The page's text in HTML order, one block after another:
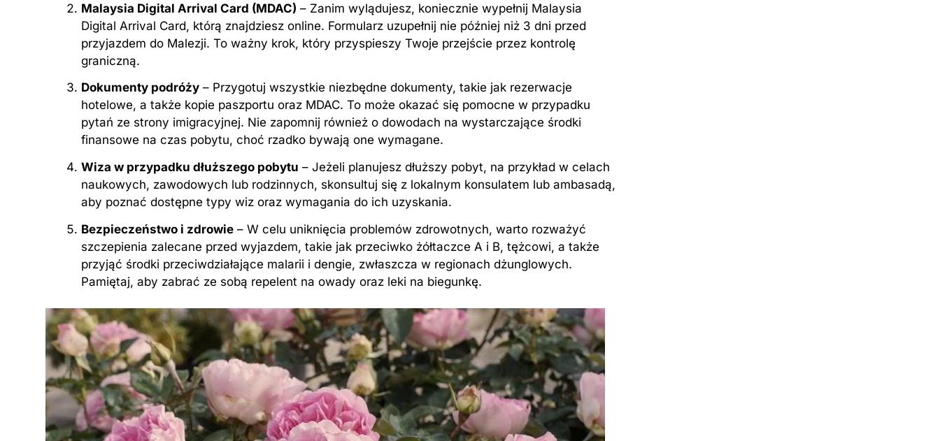
Malaysia Digital Arrival Card (MDAC) – Zanim wylądujesz, koniecznie wypełnij Malaysia
Digital Arrival Card, którą znajdziesz online. Formularz uzupełnij nie później niż 3 dni przed
przyjazdem do Malezji. To ważny krok, który przyspieszy Twoje przejście przez kontrolę
graniczną.
Dokumenty podróży – Przygotuj wszystkie niezbędne dokumenty, takie jak rezerwacje
hotelowe, a także kopie paszportu oraz MDAC. To może okazać się pomocne w przypadku
pytań ze strony imigracyjnej. Nie zapomnij również o dowodach na wystarczające środki
finansowe na czas pobytu, choć rzadko bywają one wymagane.
Wiza w przypadku dłuższego pobytu – Jeżeli planujesz dłuższy pobyt, na przykład w celach
naukowych, zawodowych lub rodzinnych, skonsultuj się z lokalnym konsulatem lub ambasadą,
aby poznać dostępne typy wiz oraz wymagania do ich uzyskania.
Bezpieczeństwo i zdrowie – W celu uniknięcia problemów zdrowotnych, warto rozważyć
szczepienia zalecane przed wyjazdem, takie jak przeciwko żółtaczce A i B, tężcowi, a także
przyjąć środki przeciwdziałające malarii i dengie, zwłaszcza w regionach dżunglowych.
Pamiętaj, aby zabrać ze sobą repelent na owady oraz leki na biegunkę.